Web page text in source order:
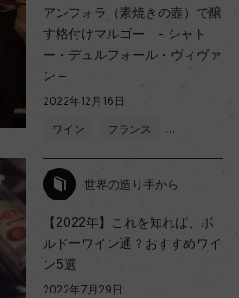
アンフォラ（素焼きの壺）で醸
す格付けマルゴー - シャト
ー・デュルフォール・ヴィヴァ
ン –
2022年12月16日
ワイン フランス …
世界の造り手から
【2022年】これを知れば、ボ
ルドーワイン通？おすすめワイ
ン5選
2022年7月29日